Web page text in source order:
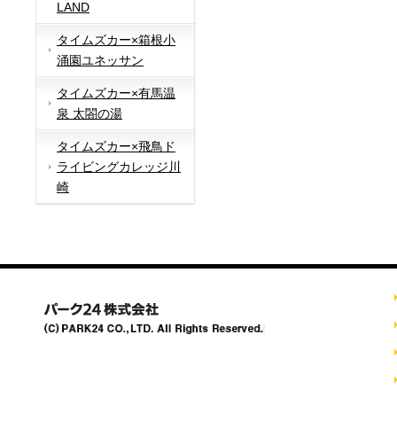
LAND
タイムズカー×箱根小
涌園ユネッサン
タイムズカー×有馬温
泉 太閤の湯
タイムズカー×飛鳥ド
ライビングカレッジ川
崎